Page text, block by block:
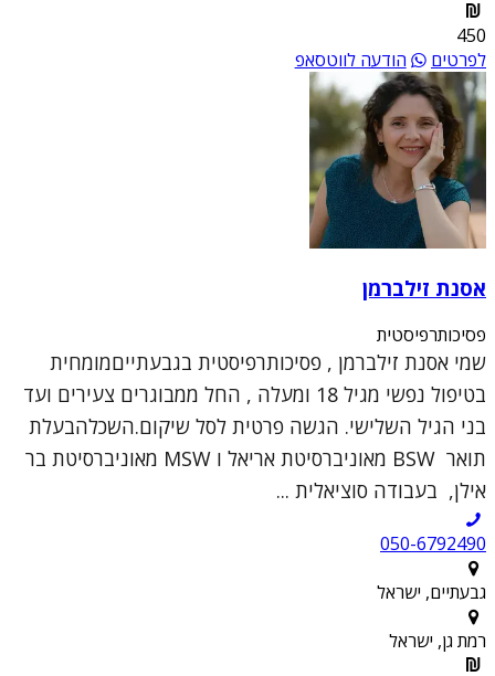
450
לפרטים
הודעה לווטסאפ
אסנת זילברמן
פסיכותרפיסטית
שמי אסנת זילברמן , פסיכותרפיסטית בגבעתייםמומחית
בטיפול נפשי מגיל 18 ומעלה , החל ממבוגרים צעירים ועד
בני הגיל השלישי. הגשה פרטית לסל שיקום.השכלהבעלת
תואר BSW מאוניברסיטת אריאל ו MSW מאוניברסיטת בר
אילן, בעבודה סוציאלית ...
050-6792490
גבעתיים, ישראל
רמת גן, ישראל